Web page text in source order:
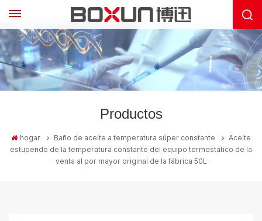
Productos
hogar Baño de aceite a temperatura súper constante
Aceite
estupendo de la temperatura constante del equipo termostático de la
venta al por mayor original de la fábrica 50L